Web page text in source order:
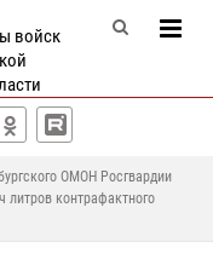
войск
ОМОН Росгвардии
литров контрафактного